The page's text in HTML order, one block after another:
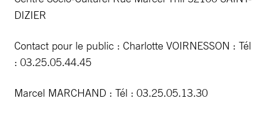
DIZIER
Contact pour le public : Charlotte VOIRNESSON : Tél
: 03.25.05.44.45
Marcel MARCHAND : Tél : 03.25.05.13.30